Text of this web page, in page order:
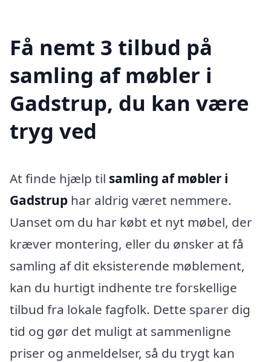
Få nemt 3 tilbud på
samling af møbler i
Gadstrup, du kan være
tryg ved
At finde hjælp til samling af møbler i
Gadstrup har aldrig været nemmere.
Uanset om du har købt et nyt møbel, der
kræver montering, eller du ønsker at få
samling af dit eksisterende møblement,
kan du hurtigt indhente tre forskellige
tilbud fra lokale fagfolk. Dette sparer dig
tid og gør det muligt at sammenligne
priser og anmeldelser, så du trygt kan